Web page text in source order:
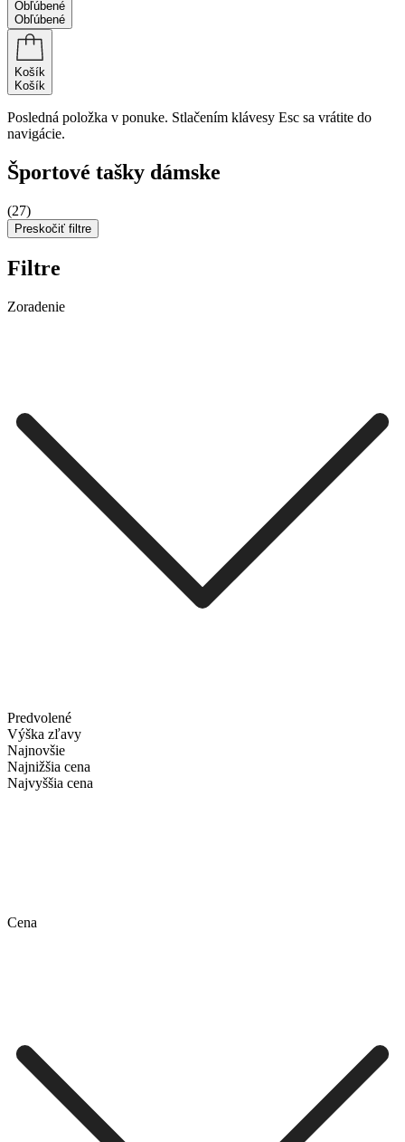
Obľúbené
Obľúbené
Košík
Košík
Posledná položka v ponuke. Stlačením klávesy Esc sa vrátite do
navigácie.
Športové tašky dámske
(27)
Preskočiť filtre
Filtre
Zoradenie
Predvolené
Výška zľavy
Najnovšie
Najnižšia cena
Najvyššia cena
Cena